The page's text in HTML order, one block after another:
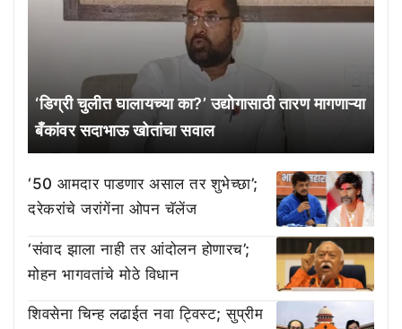
‘डिग्री चुलीत घालायच्या का?’ उद्योगासाठी तारण मागणाऱ्या
बँकांवर सदाभाऊ खोतांचा सवाल
‘50 आमदार पाडणार असाल तर शुभेच्छा’;
दरेकरांचे जरांगेंना ओपन चॅलेंज
‘संवाद झाला नाही तर आंदोलन होणारच’;
मोहन भागवतांचे मोठे विधान
शिवसेना चिन्ह लढाईत नवा ट्विस्ट; सुप्रीम